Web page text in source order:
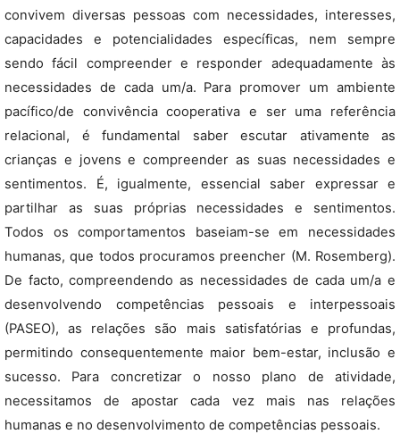
convivem diversas pessoas com necessidades, interesses,
capacidades e potencialidades específicas, nem sempre
sendo fácil compreender e responder adequadamente às
necessidades de cada um/a. Para promover um ambiente
pacífico/de convivência cooperativa e ser uma referência
relacional, é fundamental saber escutar ativamente as
crianças e jovens e compreender as suas necessidades e
sentimentos. É, igualmente, essencial saber expressar e
partilhar as suas próprias necessidades e sentimentos.
Todos os comportamentos baseiam-se em necessidades
humanas, que todos procuramos preencher (M. Rosemberg).
De facto, compreendendo as necessidades de cada um/a e
desenvolvendo competências pessoais e interpessoais
(PASEO), as relações são mais satisfatórias e profundas,
permitindo consequentemente maior bem-estar, inclusão e
sucesso. Para concretizar o nosso plano de atividade,
necessitamos de apostar cada vez mais nas relações
humanas e no desenvolvimento de competências pessoais.